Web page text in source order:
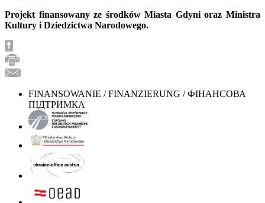
Projekt finansowany ze środków Miasta Gdyni oraz Ministra
Kultury i Dziedzictwa Narodowego.
FINANSOWANIE / FINANZIERUNG / ФІНАНСОВА
ПІДТРИМКА